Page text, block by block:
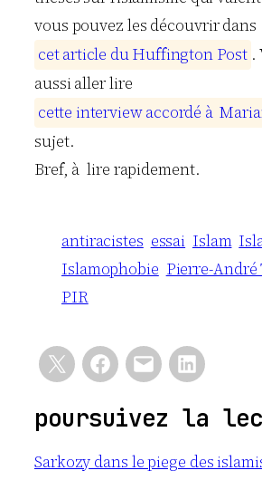
vous pouvez les découvrir dans
cetarticle duHuffington Post .
aussi aller lire
cette interviewaccordé à Maria
sujet.
Bref, à lire rapidement.
antiracistes essai Islam
Islamophobie Pierre-
PIR
poursuivez la
Sarkozy dans le piege des